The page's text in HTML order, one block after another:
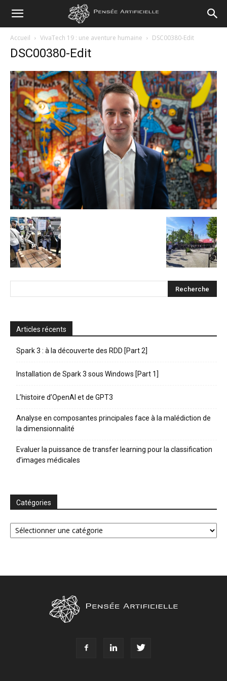
Pensée
Artificielle
Accueil VivaTech 19 : une aventure humaine DSC00380-Edit
DSC00380-Edit
Articles récents
Spark 3 : à la découverte des RDD [Part 2]
Installation de Spark 3 sous Windows [Part 1]
L’histoire d’OpenAI et de GPT3
Analyse en composantes principales face à la malédiction de
la dimensionnalité
Evaluer la puissance de transfer learning pour la classification
d’images médicales
Catégories
Catégories